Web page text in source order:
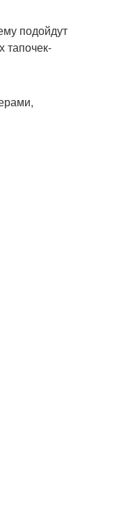
подойдут
тапочек-